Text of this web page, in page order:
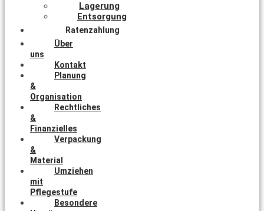
Lagerung
Entsorgung
Ratenzahlung
Über
uns
Kontakt
Planung
&
Organisation
Rechtliches
&
Finanzielles
Verpackung
&
Material
Umziehen
mit
Pflegestufe
Besondere